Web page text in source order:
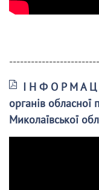
І Н Ф О Р М А Ц
органів обласної
Миколаївської